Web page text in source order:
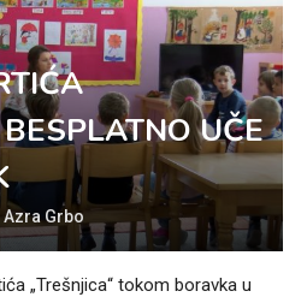
BESPLATNO UČE
Azra Grbo
„Trešnjica“ tokom boravka u